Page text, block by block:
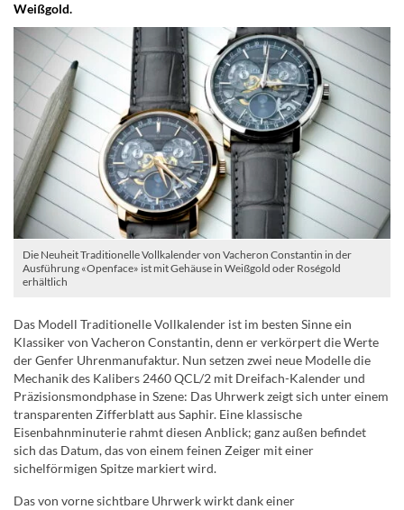
Weißgold.
Die Neuheit Traditionelle Vollkalender von Vacheron Constantin in der
Ausführung «Openface» ist mit Gehäuse in Weißgold oder Roségold
erhältlich
Das Modell Traditionelle Vollkalender ist im besten Sinne ein
Klassiker von Vacheron Constantin, denn er verkörpert die Werte
der Genfer Uhrenmanufaktur. Nun setzen zwei neue Modelle die
Mechanik des Kalibers 2460 QCL/2 mit Dreifach-Kalender und
Präzisionsmondphase in Szene: Das Uhrwerk zeigt sich unter einem
transparenten Zifferblatt aus Saphir. Eine klassische
Eisenbahnminuterie rahmt diesen Anblick; ganz außen befindet
sich das Datum, das von einem feinen Zeiger mit einer
sichelförmigen Spitze markiert wird.
Das von vorne sichtbare Uhrwerk wirkt dank einer